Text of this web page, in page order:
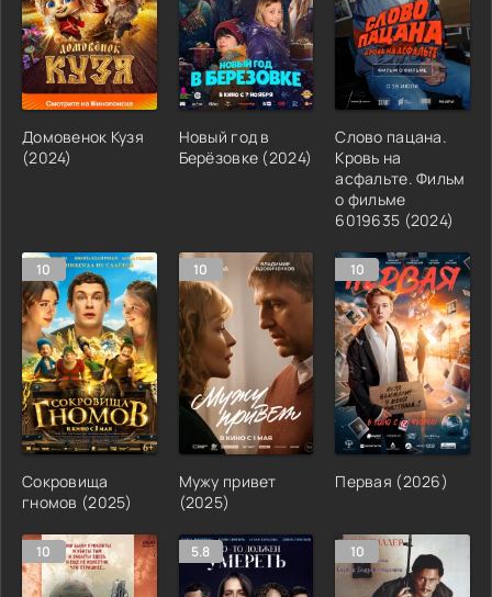
Домовенок Кузя
(2024)
Новый год в
Берёзовке (2024)
Слово пацана.
Кровь на
асфальте. Фильм
о фильме
6019635 (2024)
10
Сокровища
гномов (2025)
10
Мужу привет
(2025)
10
Первая (2026)
10 5.8 10